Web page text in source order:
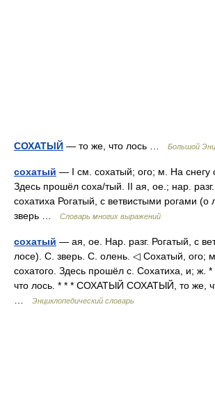
СОХАТЫЙ — то же, что лось … Большой
сохатый — I см. сохатый; ого; м. На снегу
Здесь прошёл соха/тый. II ая, ое.; нар.
сохатиха Рогатый, с ветвистыми рогами (о
зверь …
Словарь многих выражений
сохатый — ая, ое. Нар. разг. Рогатый, с
лосе). С. зверь. С. олень. ◁ Сохатый, ого;
сохатого. Здесь прошёл с. Сохатиха, и; ж. *
что лось. * * * СОХАТЫЙ СОХАТЫЙ, то же,
Энциклопедический словарь